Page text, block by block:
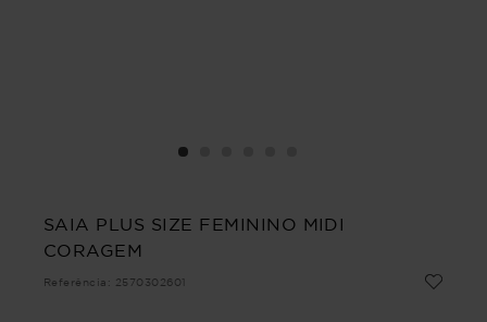
SAIA PLUS SIZE FEMININO MIDI
CORAGEM
Referência : 2570302601